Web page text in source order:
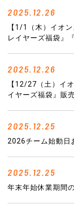
2025.12.26
【1/1（木）イオ
レイヤーズ福袋』
2025.12.26
【12/27（土）イ
イヤーズ福袋』販
2025.12.25
2026チーム始動日
2025.12.25
年末年始休業期間